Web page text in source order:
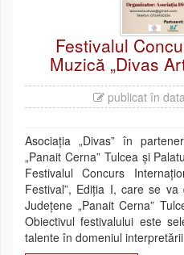
Festivalul
Muzică „Divas
publicat în
Asociația „Divas” în
„Panait Cerna” Tulcea și
Festivalul Concurs
Festival”, Ediția I, care se
Județene „Panait Cerna”
Obiectivul festivalului este
talente în domeniul